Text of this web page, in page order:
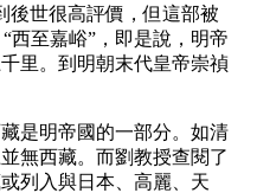
後世很高評價，但這部被
西至嘉峪”，即是說，明帝
里。到明朝末代皇帝崇禎
是明帝國的一部分。如清
無西藏。而劉教授查閱了
列入與日本、高麗、天